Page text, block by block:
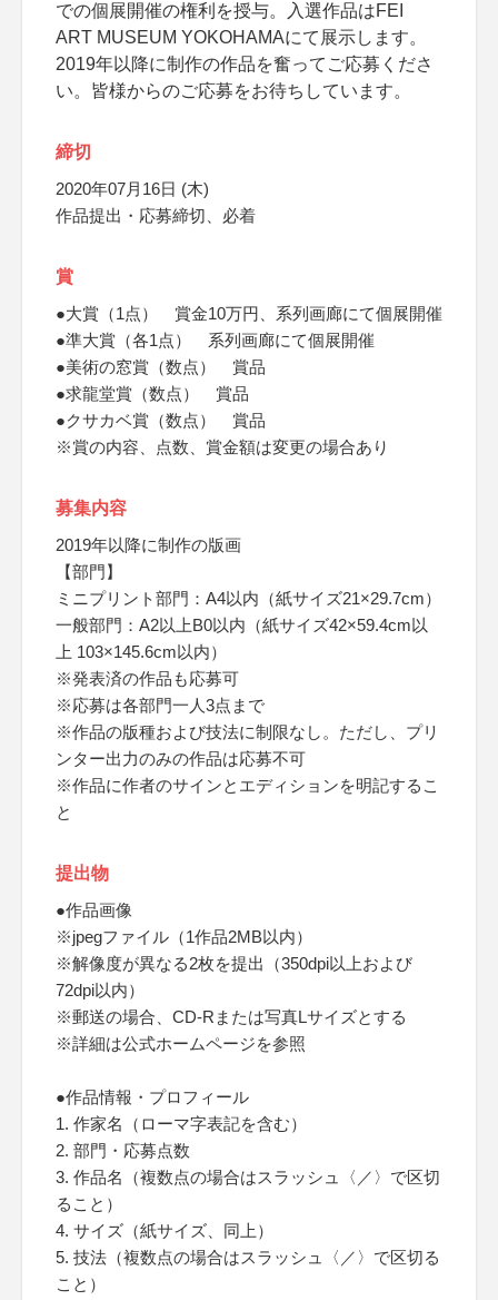
での個展開催の権利を授与。入選作品はFEI
ART MUSEUM YOKOHAMAにて展示します。
2019年以降に制作の作品を奮ってご応募くださ
い。皆様からのご応募をお待ちしています。
締切
2020年07月16日 (木)
作品提出・応募締切、必着
賞
●大賞（1点） 賞金10万円、系列画廊にて個展開催
●準大賞（各1点） 系列画廊にて個展開催
●美術の窓賞（数点） 賞品
●求龍堂賞（数点） 賞品
●クサカベ賞（数点） 賞品
※賞の内容、点数、賞金額は変更の場合あり
募集内容
2019年以降に制作の版画
【部門】
ミニプリント部門：A4以内（紙サイズ21×29.7cm）
一般部門：A2以上B0以内（紙サイズ42×59.4cm以
上 103×145.6cm以内）
※発表済の作品も応募可
※応募は各部門一人3点まで
※作品の版種および技法に制限なし。ただし、プリ
ンター出力のみの作品は応募不可
※作品に作者のサインとエディションを明記するこ
と
提出物
●作品画像
※jpegファイル（1作品2MB以内）
※解像度が異なる2枚を提出（350dpi以上および
72dpi以内）
※郵送の場合、CD-Rまたは写真Lサイズとする
※詳細は公式ホームページを参照
●作品情報・プロフィール
1. 作家名（ローマ字表記を含む）
2. 部門・応募点数
3. 作品名（複数点の場合はスラッシュ〈／〉で区切
ること）
4. サイズ（紙サイズ、同上）
5. 技法（複数点の場合はスラッシュ〈／〉で区切る
こと）